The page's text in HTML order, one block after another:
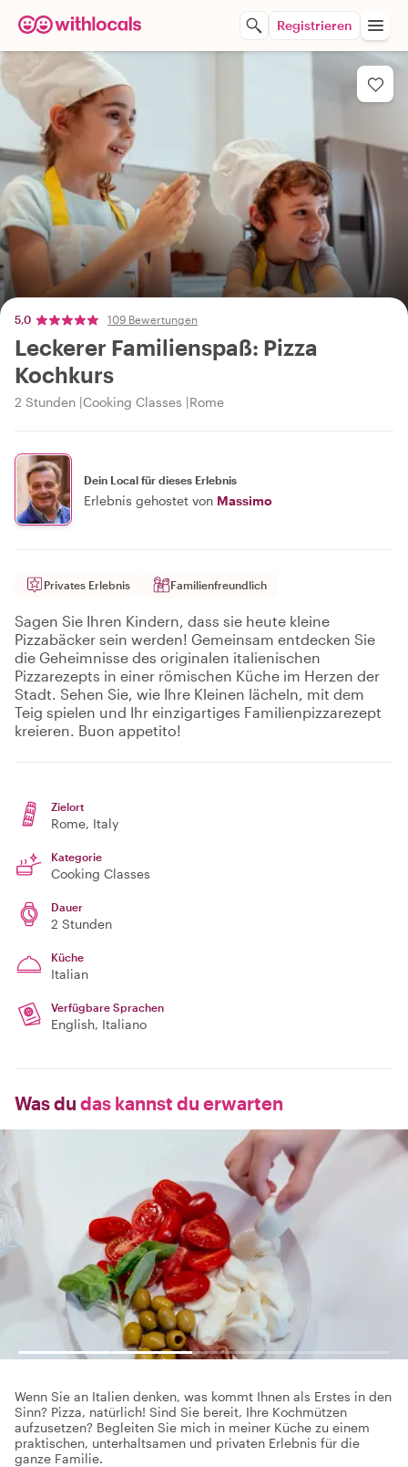
Registrieren
5,0 109 Bewertungen
Leckerer Familienspaß: Pizza
Kochkurs
2 Stunden Cooking Classes Rome
Dein Local für dieses Erlebnis
Erlebnis gehostet von Massimo
Privates Erlebnis Familienfreundlich
Sagen Sie Ihren Kindern, dass sie heute kleine
Pizzabäcker sein werden! Gemeinsam entdecken Sie
die Geheimnisse des originalen italienischen
Pizzarezepts in einer römischen Küche im Herzen der
Stadt. Sehen Sie, wie Ihre Kleinen lächeln, mit dem
Teig spielen und Ihr einzigartiges Familienpizzarezept
kreieren. Buon appetito!
Zielort
Rome, Italy
Kategorie
Cooking Classes
Dauer
2 Stunden
Küche
Italian
Verfügbare Sprachen
English, Italiano
Was du das kannst du erwarten
Wenn Sie an Italien denken, was kommt Ihnen als Erstes in den
Sinn? Pizza, natürlich! Sind Sie bereit, Ihre Kochmützen
aufzusetzen? Begleiten Sie mich in meiner Küche zu einem
praktischen, unterhaltsamen und privaten Erlebnis für die
ganze Familie.